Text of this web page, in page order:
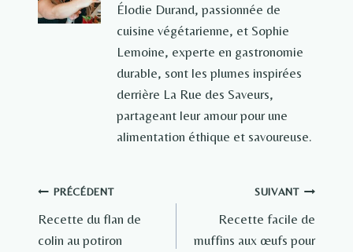
Élodie Durand, passionnée de
cuisine végétarienne, et Sophie
Lemoine, experte en gastronomie
durable, sont les plumes inspirées
derrière La Rue des Saveurs,
partageant leur amour pour une
alimentation éthique et savoureuse.
Navigation
de
PRÉCÉDENT
Recette du flan de
colin au potiron
SUIVANT
Recette facile de
muffins aux œufs pour